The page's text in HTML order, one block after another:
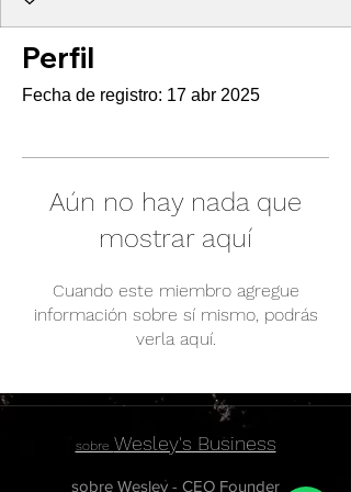
Perfil
Fecha de registro: 17 abr 2025
Aún no hay nada que
mostrar aquí
Cuando este miembro agregue
información sobre sí mismo, podrás
verla aquí.
sobre Wesley's Business
sobre Wesley - CEO Founder